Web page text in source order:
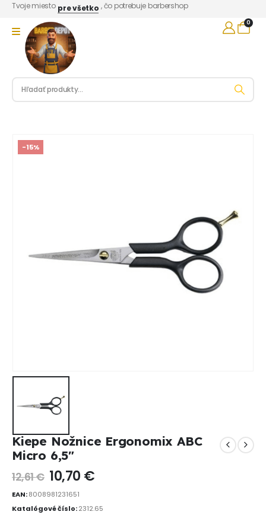
Tvoje miesto pre všetko , čo potrebuje barbershop
0
-15%
Kiepe Nožnice Ergonomix ABC
Micro 6,5″
12,61€ 10,70 €
EAN:8008981231651
Katalógové číslo:2312.65